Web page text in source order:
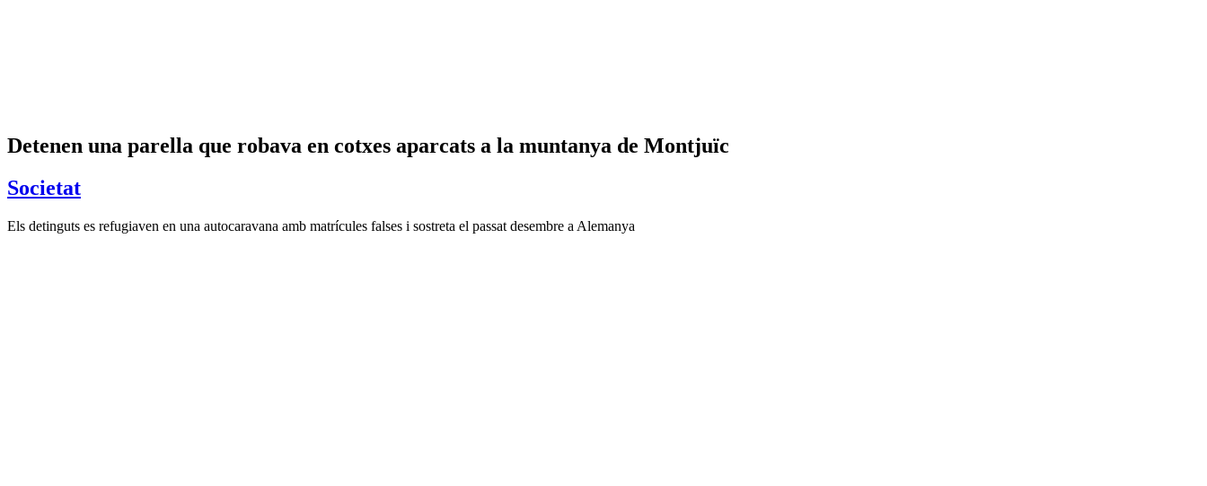
Detenen una parella que robava en cotxes aparcats a la muntanya de Montjuïc
Societat
Els detinguts es refugiaven en una autocaravana amb matrícules falses i sostreta el passat desembre a Alemanya